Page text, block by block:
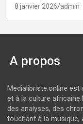
8 janvier 2026 admin
A propos
Medialibriste.online est
et à la culture
des analyses, des
touchant à la musique,